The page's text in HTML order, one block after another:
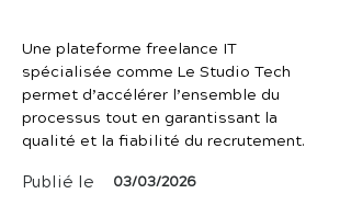
Une plateforme freelance IT
spécialisée comme Le Studio Tech
permet d’accélérer l’ensemble du
processus tout en garantissant la
qualité et la fiabilité du recrutement.
Publié le 03/03/2026